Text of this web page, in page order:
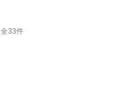
全33件